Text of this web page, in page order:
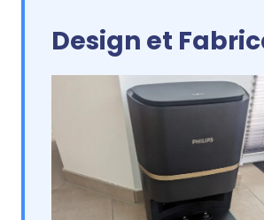
Design et